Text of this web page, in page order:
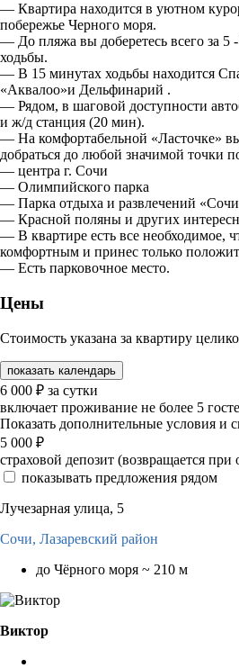
— Квартира находится в уютном
побережье Черного моря.
— До пляжа вы доберетесь всего за 5
ходьбы.
— В 15 минутах ходьбы находится
«Аквалоо»и Дельфинарий .
— Рядом, в шаговой доступности
и ж/д станция (20 мин).
— На комфортабельной «Ласточке»
добраться до любой значимой точки
— центра г. Сочи
— Олимпийского парка
— Парка отдыха и развлечений
— Красной поляны и других
— В квартире есть все необходимое,
комфортным и принес только
— Есть парковочное место.
Цены
Стоимость указана за квартиру
показать календарь
6 000 ₽ за сутки
включает проживание не более 5
Показать дополнительные условия и
5 000 ₽
страховой депозит (возвращается при
показывать предложения рядом
Лучезарная улица, 5
Сочи, Лазаревский район
до Чёрного моря ~ 210 м
Виктор